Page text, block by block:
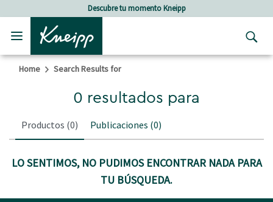
Skip to main content
Skip to footer contentDescubre tu momento Kneipp
Home Search Results for
0 resultados para
Productos (0) Publicaciones (0)
LO SENTIMOS, NO PUDIMOS ENCONTRAR NADA PARA
TU BÚSQUEDA.